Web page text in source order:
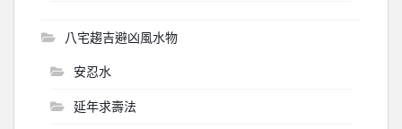
八宅趨吉避凶風水物
安忍水
延年求壽法